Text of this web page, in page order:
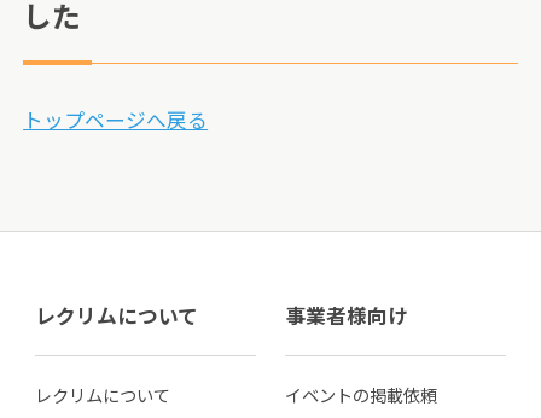
した
トップページへ戻る
レクリムについて
レクリムについて
事業者様向け
イベントの掲載依頼